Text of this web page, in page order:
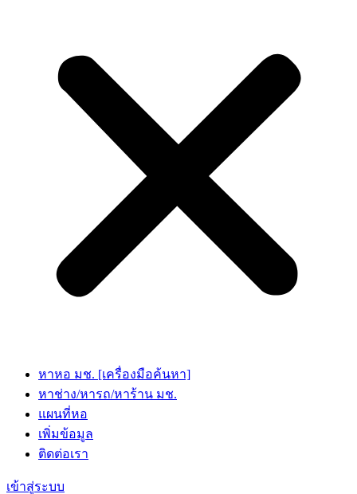
หาหอ มช. [เครื่องมือค้นหา]
หาช่าง/หารถ/หาร้าน มช.
แผนที่หอ
เพิ่มข้อมูล
ติดต่อเรา
เข้าสู่ระบบ